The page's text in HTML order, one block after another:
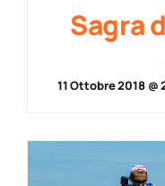
Sagra
11 Ottobre 2018 @